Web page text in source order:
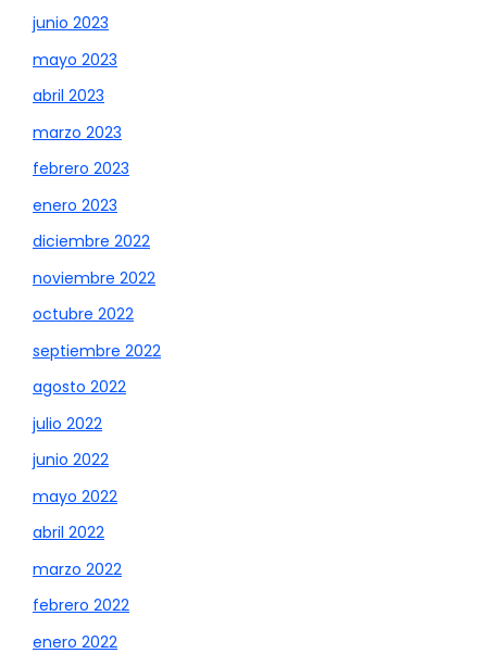
junio 2023
mayo 2023
abril 2023
marzo 2023
febrero 2023
enero 2023
diciembre 2022
noviembre 2022
octubre 2022
septiembre 2022
agosto 2022
julio 2022
junio 2022
mayo 2022
abril 2022
marzo 2022
febrero 2022
enero 2022